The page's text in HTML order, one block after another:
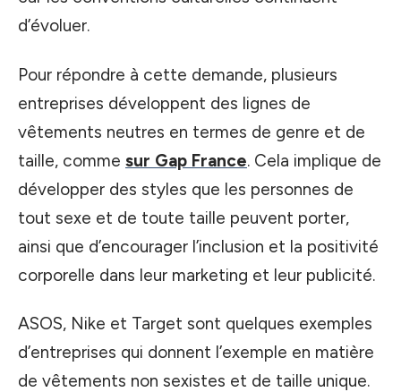
d’évoluer.
Pour répondre à cette demande, plusieurs
entreprises développent des lignes de
vêtements neutres en termes de genre et de
taille, comme sur Gap France. Cela implique de
développer des styles que les personnes de
tout sexe et de toute taille peuvent porter,
ainsi que d’encourager l’inclusion et la positivité
corporelle dans leur marketing et leur publicité.
ASOS, Nike et Target sont quelques exemples
d’entreprises qui donnent l’exemple en matière
de vêtements non sexistes et de taille unique.